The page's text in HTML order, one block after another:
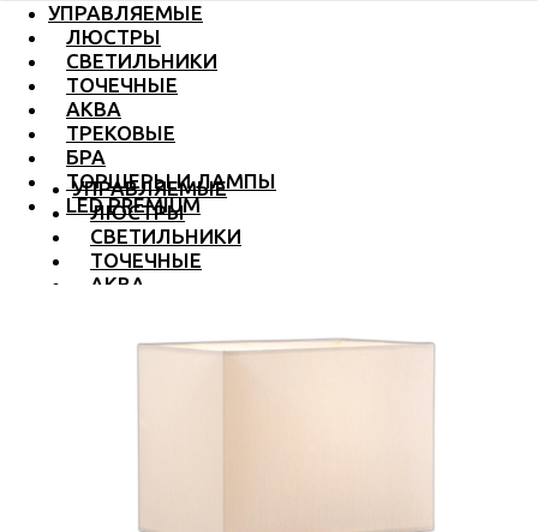
УПРАВЛЯЕМЫЕ
ЛЮСТРЫ
СВЕТИЛЬНИКИ
ТОЧЕЧНЫЕ
АКВА
ТРЕКОВЫЕ
БРА
ТОРШЕРЫ И ЛАМПЫ
LED PREMIUM
УПРАВЛЯЕМЫЕ
ЛЮСТРЫ
СВЕТИЛЬНИКИ
ТОЧЕЧНЫЕ
АКВА
ТОРШЕРЫ И ЛАМПЫ